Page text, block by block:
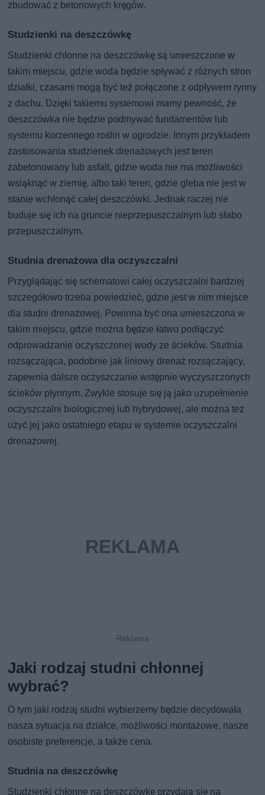
zbudować z betonowych kręgów.
Studzienki na deszczówkę
Studzienki chłonne na deszczówkę są umieszczone w
takim miejscu, gdzie woda będzie spływać z różnych stron
działki, czasami mogą być też połączone z odpływem rynny
z dachu. Dzięki takiemu systemowi mamy pewność, że
deszczówka nie będzie podmywać fundamentów lub
systemu korzennego roślin w ogrodzie. Innym przykładem
zastosowania studzienek drenażowych jest teren
zabetonowany lub asfalt, gdzie woda nie ma możliwości
wsiąknąć w ziemię, albo taki teren, gdzie gleba nie jest w
stanie wchłonąć całej deszczówki. Jednak raczej nie
buduje się ich na gruncie nieprzepuszczalnym lub słabo
przepuszczalnym.
Studnia drenażowa dla oczyszczalni
Przyglądając się schematowi całej oczyszczalni bardziej
szczegółowo trzeba powiedzieć, gdzie jest w nim miejsce
dla studni drenażowej. Powinna być ona umieszczona w
takim miejscu, gdzie można będzie łatwo podłączyć
odprowadzanie oczyszczonej wody ze ścieków. Studnia
rozsączająca, podobnie jak liniowy drenaż rozsączający,
zapewnia dalsze oczyszczanie wstępnie wyczyszczonych
ścieków płynnym. Zwykle stosuje się ją jako uzupełnienie
oczyszczalni biologicznej lub hybrydowej, ale można też
użyć jej jako ostatniego etapu w systemie oczyszczalni
drenażowej.
Jaki rodzaj studni chłonnej
wybrać?
O tym jaki rodzaj studni wybierzemy będzie decydowała
nasza sytuacja na działce, możliwości montażowe, nasze
osobiste preferencje, a także cena.
Studnia na deszczówkę
Studzienki chłonne na deszczówkę przydają się na